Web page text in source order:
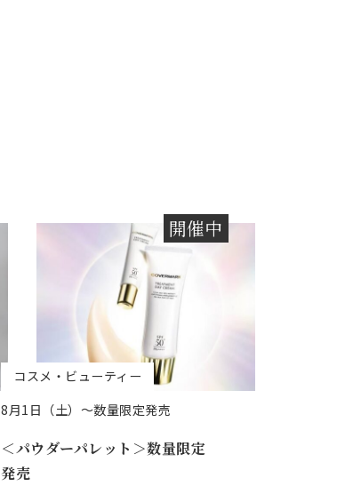
開催中
コスメ・ビューティー
8月1日（土）～数量限定発売
＜パウダーパレット＞数量限定
発売